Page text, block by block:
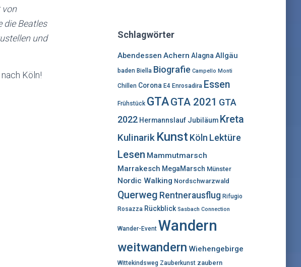
von
die Beatles
und
Köln!
n
a
c
h
Schlagwörter
Abendessen Achern Alagna Allgäu
baden Biella Biografie Campello Monti
Chillen Corona E4 Enrosadira Essen
Frühstück GTAGTA 2021 GTA
2022 Hermannslauf Jubiläum Kreta
Kulinarik Kunst Köln Lektüre
Lesen Mammutmarsch
Marrakesch MegaMarsch Münster
Nordic Walking Nordschwarzwald
Querweg Rentnerausflug Rifugio
Rosazza Rückblick Sasbach Connection
Wander-Event Wandern
weitwandern Wiehengebirge
Wittekindsweg Zauberkunst zaubern